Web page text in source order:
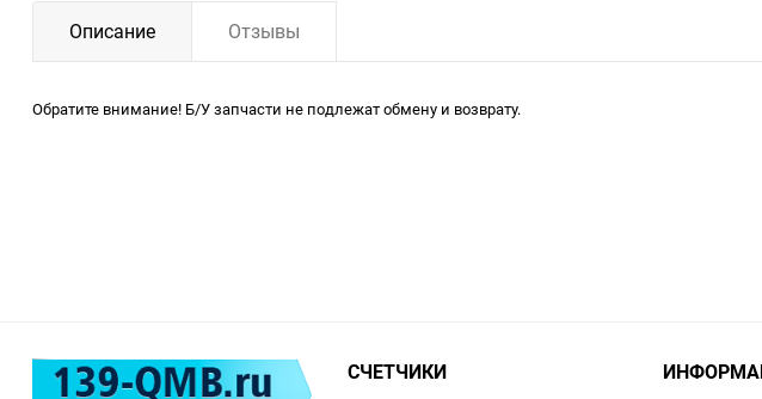
Описание Отзывы
Обратите внимание! Б/У запчасти не подлежат обмену и возврату.
СЧЕТЧИКИ